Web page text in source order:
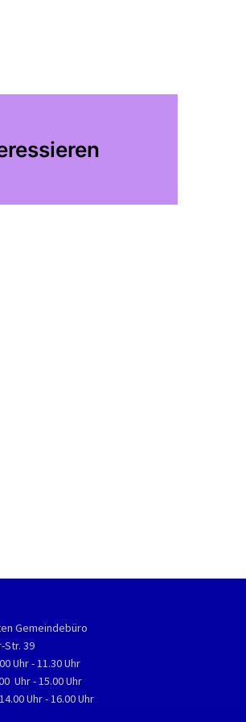
Gemeindebüro
Str. 39
Uhr - 11.30 Uhr
Uhr - 15.00 Uhr
Uhr - 16.00 Uhr